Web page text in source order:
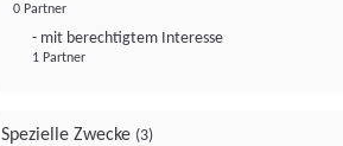
0 Partner
- mit berechtigtem Interesse
1 Partner
Spezielle Zwecke (3)